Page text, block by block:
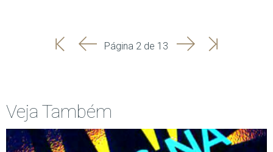
'
'
Página 2 de 13 SeguinteÚltima
Veja Também